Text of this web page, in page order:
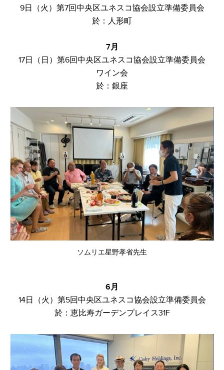
9日（火）第7回中央区ユネスコ協会設立準備委員会​
於：人形町
7月
17日（日）第6回中央区ユネスコ協会設立準備委員会​
ワイン会
於：銀座
ソムリエ星野孝省先生
​6月
14日（火）第5回中央区ユネスコ協会設立​準備委員会​
於：恵比寿ガーデンプレイス31F